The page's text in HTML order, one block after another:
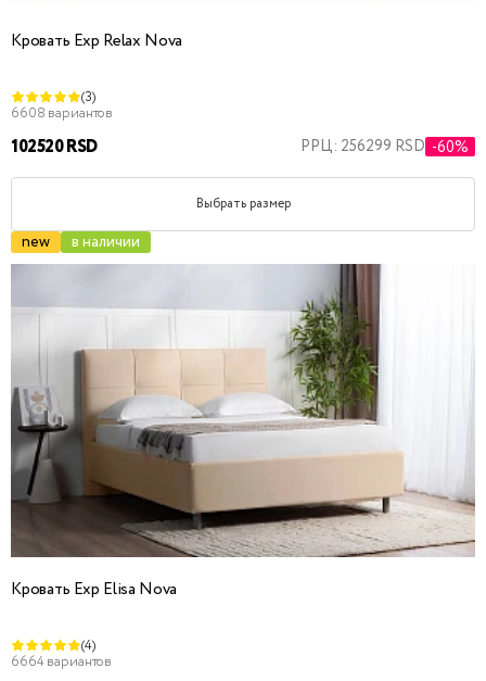
Кровать Exp Relax Nova
(3)
6608 вариантов
102520 RSD РРЦ: 256299 RSD -60%
Выбрать размер
new в наличии
Кровать Exp Elisa Nova
(4)
6664 вариантов